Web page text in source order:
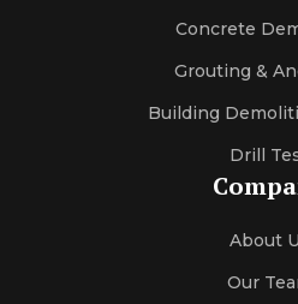
Concrete
Grouting &
Building
Drill
About
Our